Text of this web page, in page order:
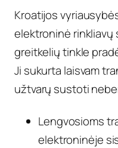
Kroatijos
elektroninė rinkliavų
greitkelių tinkle
Ji sukurta laisvam
užtvarų sustoti
Lengvosioms
elektroninėje